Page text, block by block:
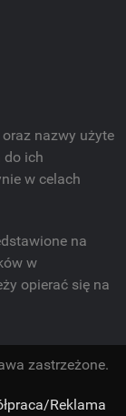
nazwy użyte
do ich
w celach
na
w
opierać się na
zastrzeżone.
Reklama